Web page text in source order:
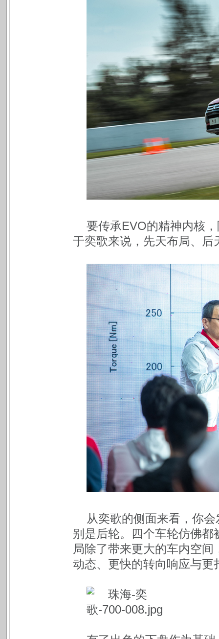
要传承EVO的精神内核
于奕歌来说，先天布局、
从奕歌的侧面来看，你
别是后轮。四个车轮仿佛
局除了带来更大的车内空
动态、更快的转向响应与更